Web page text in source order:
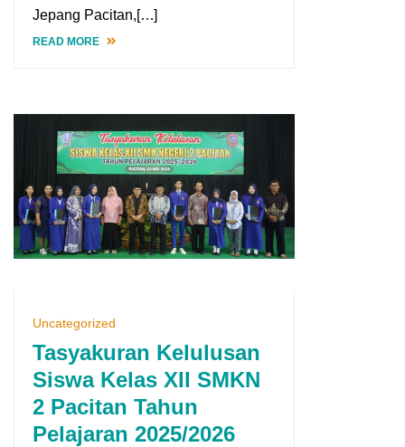
Jepang Pacitan,[…]
READ MORE
Uncategorized
Tasyakuran Kelulusan
Siswa Kelas XII SMKN
2 Pacitan Tahun
Pelajaran 2025/2026